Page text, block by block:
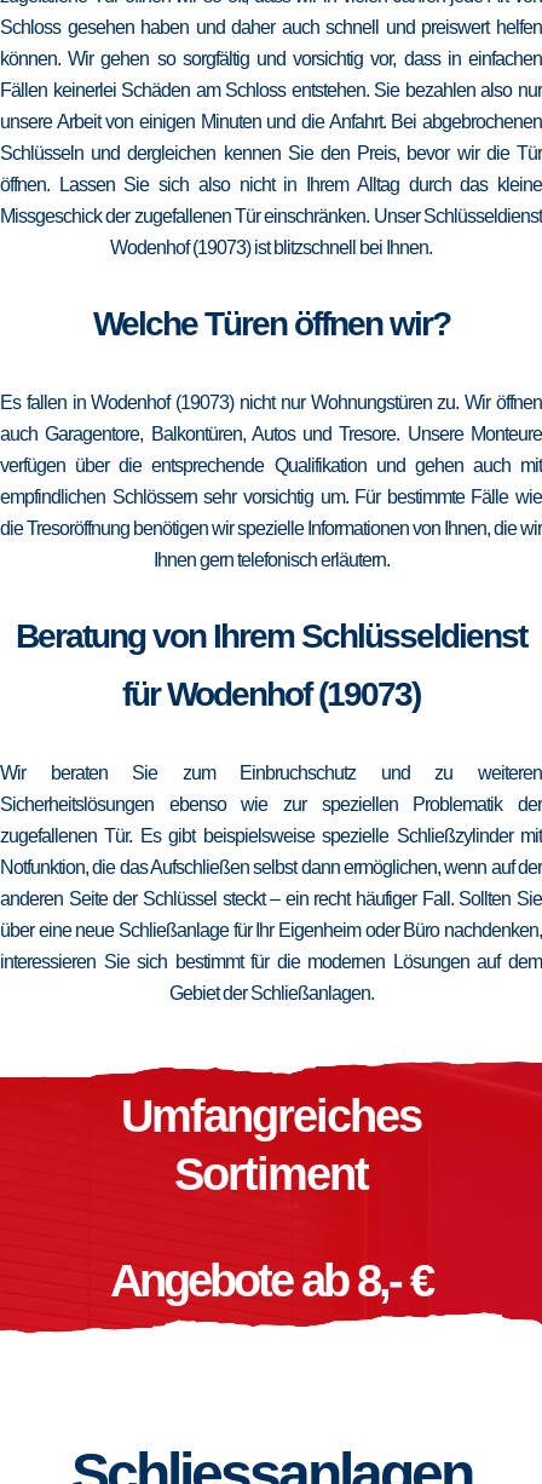
Schloss gesehen haben und daher auch schnell und preiswert helfen
können. Wir gehen so sorgfältig und vorsichtig vor, dass in einfachen
Fällen keinerlei Schäden am Schloss entstehen. Sie bezahlen also nur
unsere Arbeit von einigen Minuten und die Anfahrt. Bei abgebrochenen
Schlüsseln und dergleichen kennen Sie den Preis, bevor wir die Tür
öffnen. Lassen Sie sich also nicht in Ihrem Alltag durch das kleine
Missgeschick der zugefallenen Tür einschränken. Unser Schlüsseldienst
Wodenhof (19073) ist blitzschnell bei Ihnen.
Welche Türen öffnen wir?
Es fallen in Wodenhof (19073) nicht nur Wohnungstüren zu. Wir öffnen
auch Garagentore, Balkontüren, Autos und Tresore. Unsere Monteure
verfügen über die entsprechende Qualifikation und gehen auch mit
empfindlichen Schlössern sehr vorsichtig um. Für bestimmte Fälle wie
die Tresoröffnung benötigen wir spezielle Informationen von Ihnen, die wir
Ihnen gern telefonisch erläutern.
Beratung von Ihrem Schlüsseldienst
für Wodenhof (19073)
Wir beraten Sie zum Einbruchschutz und zu weiteren
Sicherheitslösungen ebenso wie zur speziellen Problematik der
zugefallenen Tür. Es gibt beispielsweise spezielle Schließzylinder mit
Notfunktion, die das Aufschließen selbst dann ermöglichen, wenn auf der
anderen Seite der Schlüssel steckt – ein recht häufiger Fall. Sollten Sie
über eine neue Schließanlage für Ihr Eigenheim oder Büro nachdenken,
interessieren Sie sich bestimmt für die modernen Lösungen auf dem
Gebiet der Schließanlagen.
Umfangreiches
Sortiment
Angebote ab 8,- €